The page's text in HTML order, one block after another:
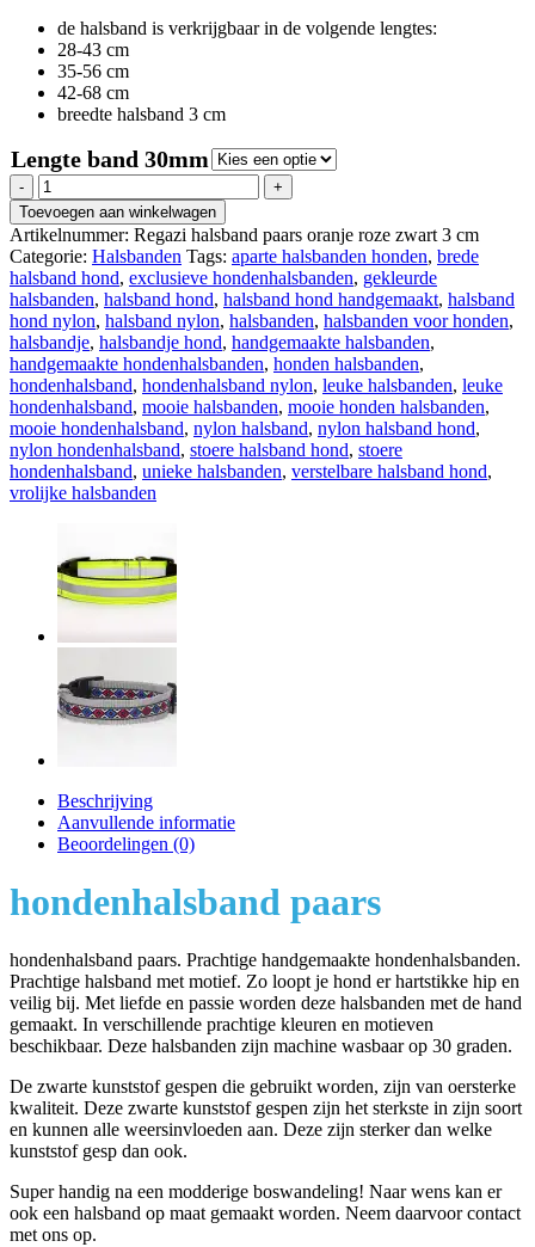
de halsband is verkrijgbaar in de volgende lengtes:
28-43 cm
35-56 cm
42-68 cm
breedte halsband 3 cm
Lengte band 30mm
Regazi
halsband
paars
oranje
roze
zwart
3
cm
aantal
Toevoegen aan winkelwagen
Artikelnummer: Regazi halsband paars oranje roze zwart 3 cm
Categorie: Halsbanden Tags: aparte halsbanden honden, brede
halsband hond, exclusieve hondenhalsbanden, gekleurde
halsbanden, halsband hond, halsband hond handgemaakt, halsband
hond nylon, halsband nylon, halsbanden, halsbanden voor honden,
halsbandje, halsbandje hond, handgemaakte halsbanden,
handgemaakte hondenhalsbanden, honden halsbanden,
hondenhalsband, hondenhalsband nylon, leuke halsbanden, leuke
hondenhalsband, mooie halsbanden, mooie honden halsbanden,
mooie hondenhalsband, nylon halsband, nylon halsband hond,
nylon hondenhalsband, stoere halsband hond, stoere
hondenhalsband, unieke halsbanden, verstelbare halsband hond,
vrolijke halsbanden
Beschrijving
Aanvullende informatie
Beoordelingen (0)
hondenhalsband paars
hondenhalsband paars. Prachtige handgemaakte hondenhalsbanden.
Prachtige halsband met motief. Zo loopt je hond er hartstikke hip en
veilig bij. Met liefde en passie worden deze halsbanden met de hand
gemaakt. In verschillende prachtige kleuren en motieven
beschikbaar. Deze halsbanden zijn machine wasbaar op 30 graden.
De zwarte kunststof gespen die gebruikt worden, zijn van oersterke
kwaliteit. Deze zwarte kunststof gespen zijn het sterkste in zijn soort
en kunnen alle weersinvloeden aan. Deze zijn sterker dan welke
kunststof gesp dan ook.
Super handig na een modderige boswandeling! Naar wens kan er
ook een halsband op maat gemaakt worden. Neem daarvoor contact
met ons op.